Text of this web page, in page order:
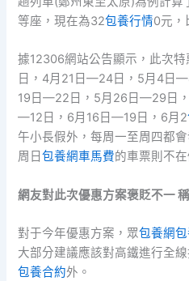
等座，現在為32包養行情0元，
據12306網站公告顯示，此次
日，4月21日—24日，5月4日
19日—22日，5月26日—29日
—12日，6月16日—19日，6月2
午小長假外，每周一至周四都
周日包養網車馬費的車票則不
網友對此次優惠方案褒貶不一
對于今年優惠方案，眾包養網
大部分建議應該對高鐵進行全
包養合約外。